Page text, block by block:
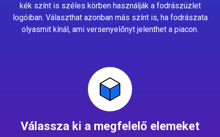
kék színt is széles körben használják a fodrászüzlet
logóiban. Választhat azonban más színt is, ha fodrászata
olyasmit kínál, ami versenyelőnyt jelenthet a piacon.
Válassza ki a megfelelő elemeket